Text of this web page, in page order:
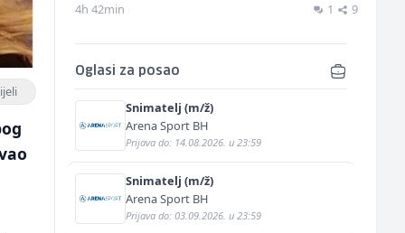
4h 42min 1 9
Oglasi za posao
Snimatelj (m/ž)
Arena Sport BH
Prijava do: 14.08.2026. u 23:59
Snimatelj (m/ž)
Arena Sport BH
Prijava do: 03.09.2026. u 23:59